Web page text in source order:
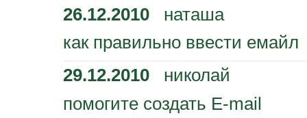
26.12.2010 наташа
как правильно ввести емайл
29.12.2010 николай
помогите создать E-mail